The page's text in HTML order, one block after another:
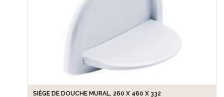
SIÈGE DE DOUCHE MURAL, 260 X 460 X 332